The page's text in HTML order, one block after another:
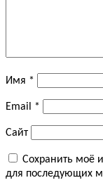
Имя *
Email *
Сайт
Сохранить моё
для последующих